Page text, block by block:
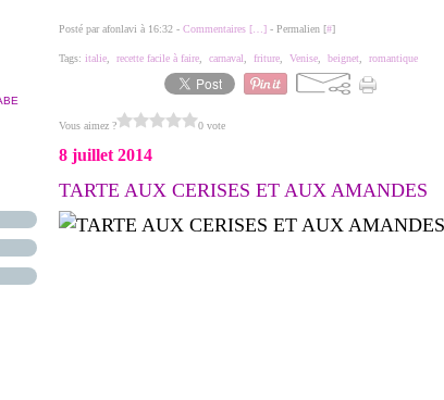
Posté par afonlavi à 16:32 - Commentaires [ ] - Permalien [#]
Tags: italie recette facile à faire carnaval friture Venise beignet romantique
Vous aimez ? 0 vote
8 juillet 2014
TARTE AUX CERISES ET AUX AMANDES